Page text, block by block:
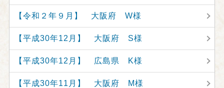
【令和２年９月】 大阪府 W様
【平成30年12月】 大阪府 S様
【平成30年12月】 広島県 K様
【平成30年11月】 大阪府 M様